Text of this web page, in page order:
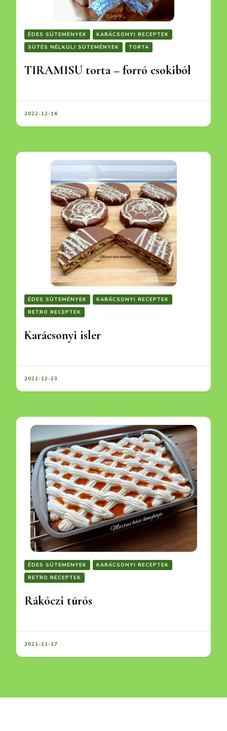
ÉDES SÜTEMÉNYEK
KARÁCSONYI RECEPTEK
SÜTÉS NÉLKÜLI SÜTEMÉNYEK
TORTA
TIRAMISU torta – forró csokiból
2022-12-16
ÉDES SÜTEMÉNYEK
KARÁCSONYI RECEPTEK
RETRO RECEPTEK
Karácsonyi isler
2021-12-23
ÉDES SÜTEMÉNYEK
KARÁCSONYI RECEPTEK
RETRO RECEPTEK
Rákóczi túrós
2021-11-17